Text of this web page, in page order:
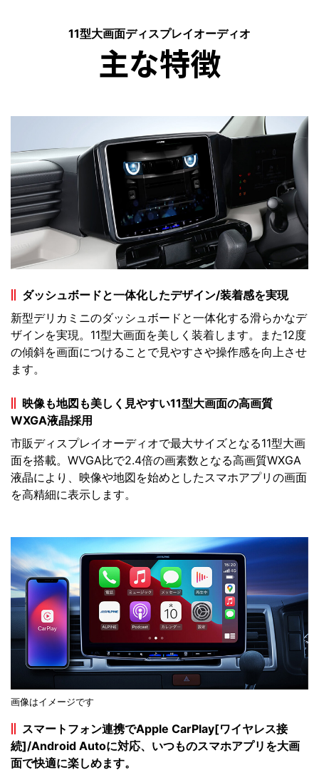
11型大画面ディスプレイオーディオ
主な特徴
ダッシュボードと一体化したデザイン/装着感を実現
新型デリカミニのダッシュボードと一体化する滑らかなデ
ザインを実現。11型大画面を美しく装着します。また12度
の傾斜を画面につけることで見やすさや操作感を向上させ
ます。
映像も地図も美しく見やすい11型大画面の高画質
WXGA液晶採用
市販ディスプレイオーディオで最大サイズとなる11型大画
面を搭載。WVGA比で2.4倍の画素数となる高画質WXGA
液晶により、映像や地図を始めとしたスマホアプリの画面
を高精細に表示します。
画像はイメージです
スマートフォン連携でApple CarPlay[ワイヤレス接
続]/Android Autoに対応、いつものスマホアプリを大画
面で快適に楽しめます。